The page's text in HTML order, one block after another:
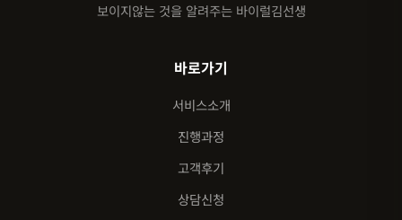
보이지않는 것을 알려주는 바이럴김선생
바로가기
서비스소개
진행과정
고객후기
상담신청